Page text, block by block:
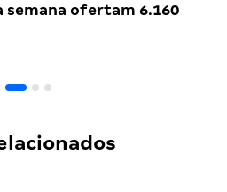
semana ofertam 6.160